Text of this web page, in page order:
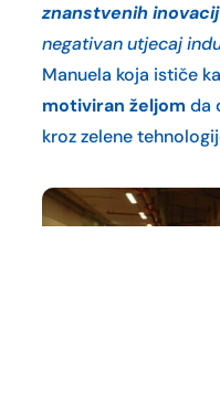
znanstvenih
negativan utjecaj
Manuela koja ističe
motiviran željom da
kroz zelene